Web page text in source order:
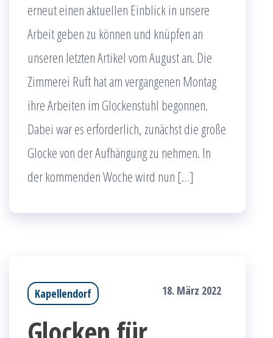
erneut einen aktuellen Einblick in unsere
Arbeit geben zu können und knüpfen an
unseren letzten Artikel vom August an. Die
Zimmerei Ruft hat am vergangenen Montag
ihre Arbeiten im Glockenstuhl begonnen.
Dabei war es erforderlich, zunächst die große
Glocke von der Aufhängung zu nehmen. In
der kommenden Woche wird nun […]
Kapellendorf 18. März 2022